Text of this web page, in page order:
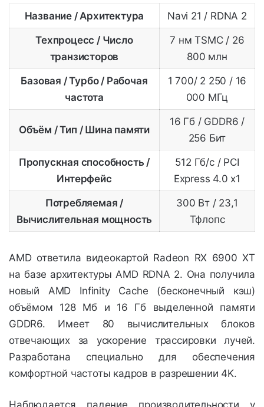
Название / Архитектура Navi 21 / RDNA 2
Техпроцесс / Число
транзисторов
7 нм TSMC / 26
800 млн
Базовая / Турбо / Рабочая
частота
1 700/ 2 250 / 16
000 МГц
Объём / Тип / Шина памяти
16 Гб / GDDR6 /
256 Бит
Пропускная способность /
Интерфейс
512 Гб/с / PCI
Express 4.0 x1
Потребляемая /
Вычислительная мощность
300 Вт / 23,1
Тфлопс
AMD ответила видеокартой Radeon RX 6900 XT
на базе архитектуры AMD RDNA 2. Она получила
новый AMD Infinity Cache (бесконечный кэш)
объёмом 128 Мб и 16 Гб выделенной памяти
GDDR6. Имеет 80 вычислительных блоков
отвечающих за ускорение трассировки лучей.
Разработана специально для обеспечения
комфортной частоты кадров в разрешении 4K.
Наблюдается падение производительности у